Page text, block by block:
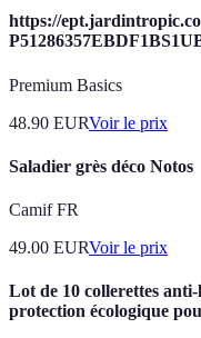
https://
Premium Basics
48.90 EURVoir le prix
Saladier grès déco Notos
Camif FR
49.00 EURVoir le prix
Lot de 10 collerettes
protection écologique